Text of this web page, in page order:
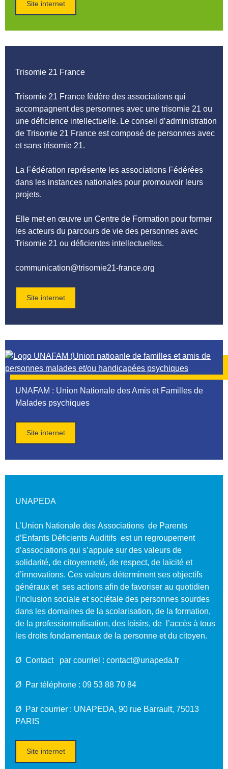
Site internet
Trisomie 21 France
Trisomie 21 France fédère des associations qui
accompagnent des personnes avec une trisomie 21 ou
une déficience intellectuelle. Le conseil d’administration
de Trisomie 21 France est composé de personnes avec
et sans trisomie 21.
La Fédération représente les associations Fédérées
dans les instances nationales pour promouvoir leurs
projets.
Elle met en œuvre un Centre de Formation pour former
les acteurs du parcours de vie des personnes avec
Trisomie 21 ou déficientes intellectuelles.
communication@trisomie21-france.org
Site internet
UNAFAM : Union Nationale des Amis et Familles de
Malades psychiques
Site internet
UNAPEDA
L’Union Nationale des Associations de Parents
d’Enfants Déficients Auditifs est un regroupement
d’associations qui s’appuie sur des valeurs de
solidarité, de citoyenneté, de respect, de laïcité et
d’innovations. Ces valeurs déterminent ses objectifs
généraux et ses actions afin de favoriser au quotidien
l’inclusion sociale et sociétale des personnes sourdes
dans les domaines de la scolarisation, de la formation,
de la professionnalisation, des loisirs, de l’accès à tous
les droits fondamentaux de la personne et du citoyen.
Ø Contact par courriel : contact@unapeda.fr
Ø Par téléphone : 09 53 88 70 84
Ø Par courrier : UNAPEDA, 90 rue Barrault, 75013
PARIS
Site internet